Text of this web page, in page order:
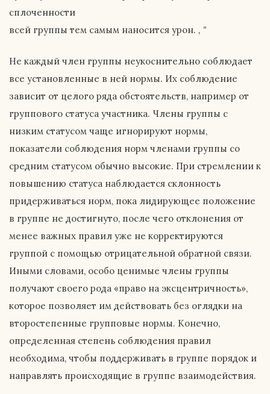
сплоченности
всей группы тем самым наносится урон. , "
Не каждый член группы неукоснительно соблюдает
все установленные в ней нормы. Их соблюдение
зависит от целого ряда обстоятельств, например от
группового статуса участника. Члены группы с
низким статусом чаще игнорируют нормы,
показатели соблюдения норм членами группы со
средним статусом обычно высокие. При стремлении к
повышению статуса наблюдается склонность
придерживаться норм, пока лидирующее положение
в группе не достигнуто, после чего отклонения от
менее важных правил уже не корректируются
группой с помощью отрицательной обратной связи.
Иными словами, особо ценимые члены группы
получают своего рода «право на эксцентричность»,
которое позволяет им действовать без оглядки на
второстепенные групповые нормы. Конечно,
определенная степень соблюдения правил
необходима, чтобы поддерживать в группе порядок и
направлять происходящие в группе взаимодействия.